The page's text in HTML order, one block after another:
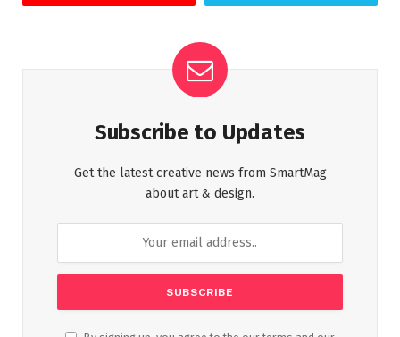
Subscribe to Updates
Get the latest creative news from SmartMag
about art & design.